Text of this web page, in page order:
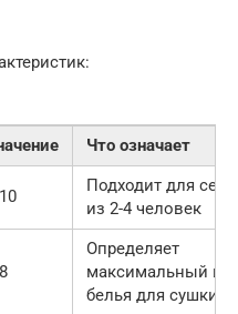
Что означает
Подходит для
из 2-4 человек
Определяет
максимальный
белья для сушки